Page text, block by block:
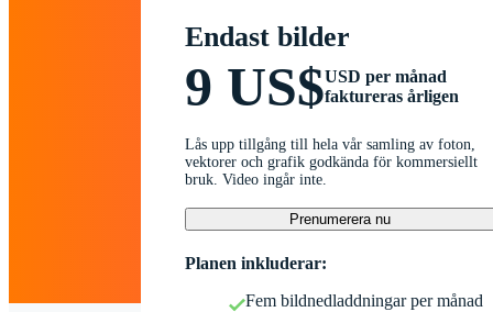
Endast bilder
9 US$USD per månad
faktureras årligen
Lås upp tillgång till hela vår samling av foton,
vektorer och grafik godkända för kommersiellt
bruk. Video ingår inte.
Prenumerera nu
Planen inkluderar:
Fem bildnedladdningar per månad